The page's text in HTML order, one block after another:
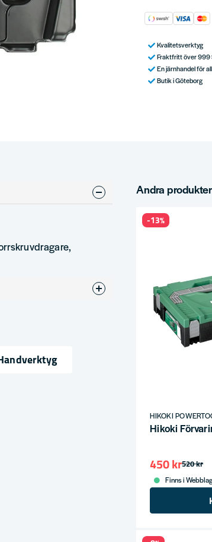
Kvalitetsverktyg
Fraktfritt över 999
En järnhandel för
Butik i Göteborg
Andra
HIKOKI
Hikoki
520 kr
450 kr
Finns i
-13%